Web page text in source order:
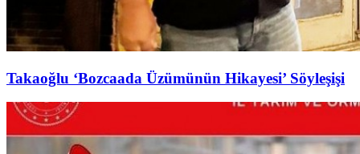
Takaoğlu ‘Bozcaada Üzümünün Hikayesi’ Söyleşişi